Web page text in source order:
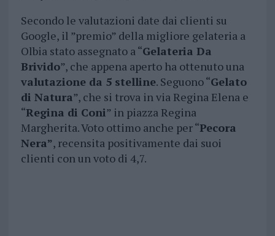
Secondo le valutazioni date dai clienti su
Google, il ”premio” della migliore gelateria a
Olbia stato assegnato a “Gelateria Da
Brivido”, che appena aperto ha ottenuto una
valutazione da 5 stelline. Seguono “Gelato
di Natura”, che si trova in via Regina Elena e
“Regina di Coni” in piazza Regina
Margherita. Voto ottimo anche per “Pecora
Nera”, recensita positivamente dai suoi
clienti con un voto di 4,7.